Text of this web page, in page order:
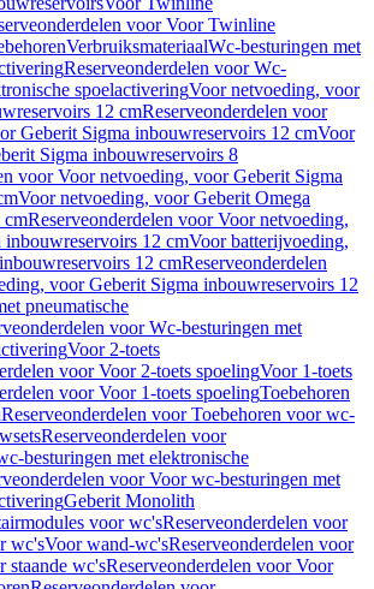
voor Voor Twinline
VerbruiksmateriaalWc-besturingen met
Reserveonderdelen voor Wc-
spoelactiveringVoor netvoeding, voor
12 cmReserveonderdelen voor
Geberit Sigma inbouwreservoirs 12 cmVoor
Sigma inbouwreservoirs 8
voor Voor netvoeding, voor Geberit Sigma
Voor netvoeding, voor Geberit Omega
cmReserveonderdelen voor Voor netvoeding,
12 cmVoor batterijvoeding,
12 cmReserveonderdelen
voor Geberit Sigma inbouwreservoirs 12
pneumatische
voor Wc-besturingen met
Voor 2-toets
voor Voor 2-toets spoelingVoor 1-toets
voor Voor 1-toets spoelingToebehoren
Reserveonderdelen voor Toebehoren voor wc-
Reserveonderdelen voor
besturingen met elektronische
voor Voor wc-besturingen met
Geberit Monolith
voor wc'sReserveonderdelen voor
wc'sVoor wand-wc'sReserveonderdelen voor
staande wc'sReserveonderdelen voor Voor